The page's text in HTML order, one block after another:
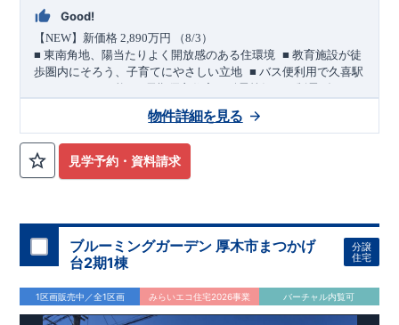
Good!
【NEW】新価格2,890万円 （8/3 ）
■東南角地、陽当たりよく開放感のある住環境 ​ ​■教育施設が徒
歩圏内にそろう、子育てにやさしい立地 ​ ​■バス便利用で久喜駅
■東側
い立地です。
■ カースペースは
うちインナーガレージ
10分 バス停「青葉4丁目」まで 徒歩4分
教育・公園・買物が徒歩圏内
小学校徒歩10分・中学校徒歩 8分・保育園徒歩５
本郷児童公園 徒歩２分
■買物施設 ・セブンイレブン 徒歩4分 ・マルエツ 徒歩5分・ダ
見学予約・資料請求
物件詳細を見る
ブルーミングガーデン 厚木市まつかげ
台2期1棟
分譲
住宅
1区画販売中／全1区画 みらいエコ住宅2026事業 バーチャル内覧可